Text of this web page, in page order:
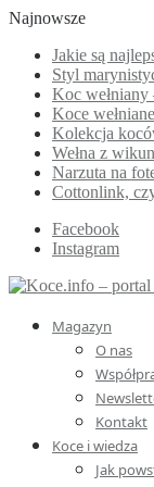
Najnowsze
Jakie są
Styl
Koc wełniany
Koce
Kolekcja
Wełna z
Narzuta na
Cottonlink,
Facebook
Instagram
Magazyn
O nas
Kontakt
Koce i wiedza
Jak